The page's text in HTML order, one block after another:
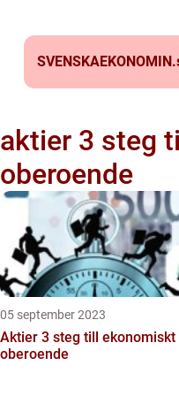
SVENSKAEKONOMIN.
aktier 3 steg
oberoende
05 september 2023
Aktier 3 steg till ekonomiskt
oberoende